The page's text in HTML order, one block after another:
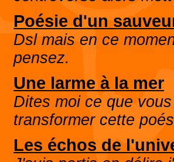
Poésie d'un
Dsl mais en ce
pensez.
Une larme à la mer
Dites moi ce que
transformer cette
Les échos de